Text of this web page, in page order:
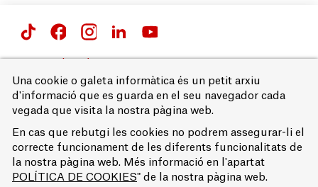
08007 Barcelona
T. 93 215 68 00
Avís legal
Accessibilitat
Política de privacitat
Política de cookies
© EUFB
Una cookie o galeta informàtica és un petit arxiu
d'informació que es guarda en el seu navegador cada
vegada que visita la nostra pàgina web.
En cas que rebutgi les cookies no podrem assegurar-li el
correcte funcionament de les diferents funcionalitats de
la nostra pàgina web. Més informació en l'apartat
POLÍTICA DE COOKIES" de la nostra pàgina web.